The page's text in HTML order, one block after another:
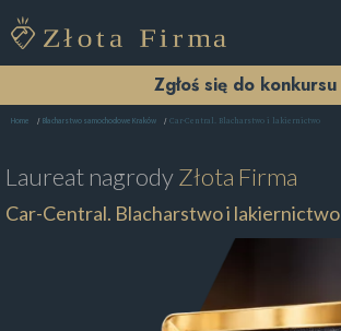
Zgłoś się do konkursu
Home Blacharstwo samochodowe Kraków Car-Central. Blacharstwo i lakiernictwo
Laureat nagrodyZłota Firma
Car-Central. Blacharstwo i lakiernictwo